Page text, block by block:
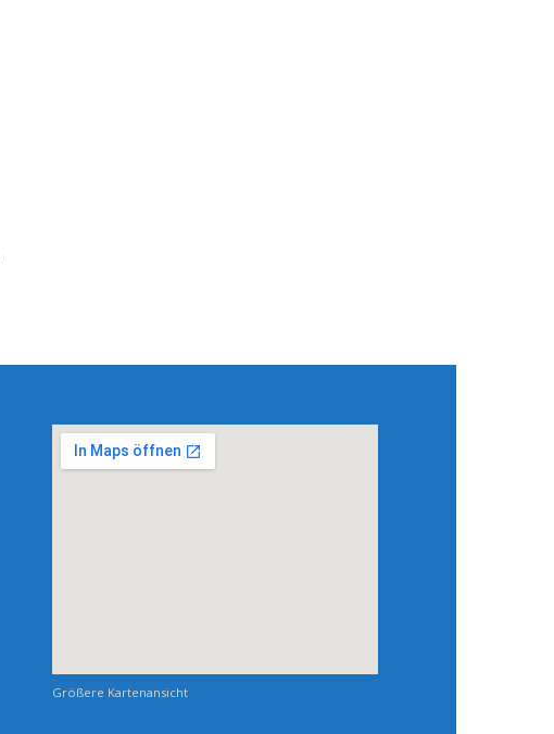
Größere Kartenansicht